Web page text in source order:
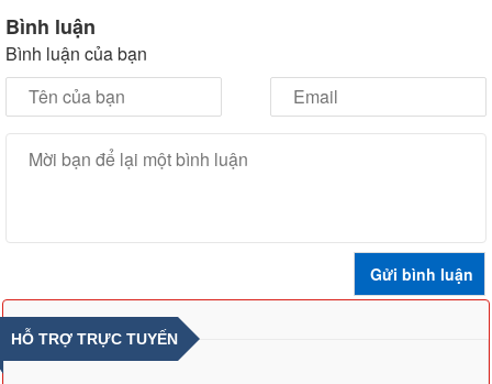
Bình luận
Bình luận của bạn
HỖ TRỢ TRỰC TUYẾN